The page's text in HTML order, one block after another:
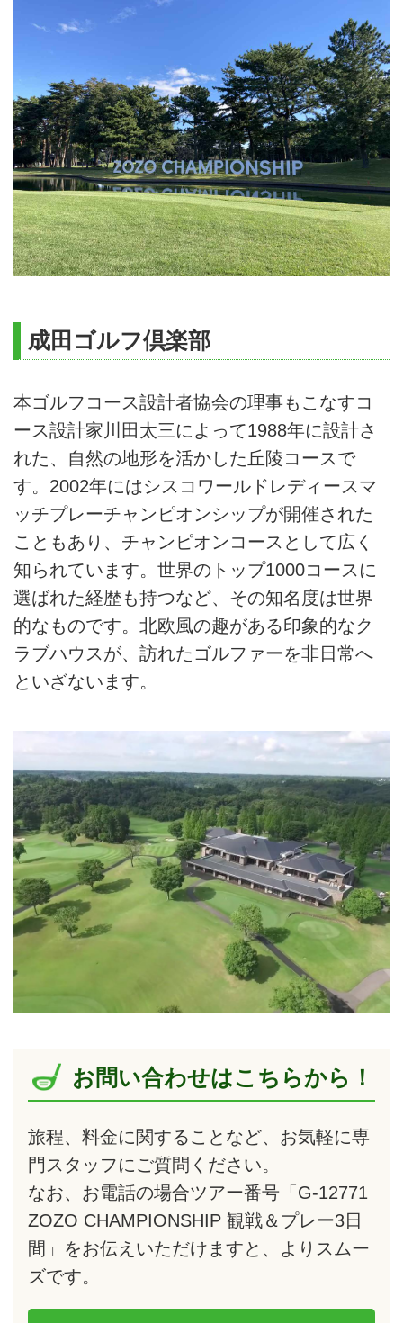
成田ゴルフ倶楽部
本ゴルフコース設計者協会の理事もこなすコ
ース設計家川田太三によって1988年に設計さ
れた、自然の地形を活かした丘陵コースで
す。2002年にはシスコワールドレディースマ
ッチプレーチャンピオンシップが開催された
こともあり、チャンピオンコースとして広く
知られています。世界のトップ1000コースに
選ばれた経歴も持つなど、その知名度は世界
的なものです。北欧風の趣がある印象的なク
ラブハウスが、訪れたゴルファーを非日常へ
といざないます。
お問い合わせはこちらから！
旅程、料金に関することなど、お気軽に専
門スタッフにご質問ください。
なお、お電話の場合ツアー番号「G-12771
ZOZO CHAMPIONSHIP 観戦＆プレー3日
間」をお伝えいただけますと、よりスムー
ズです。